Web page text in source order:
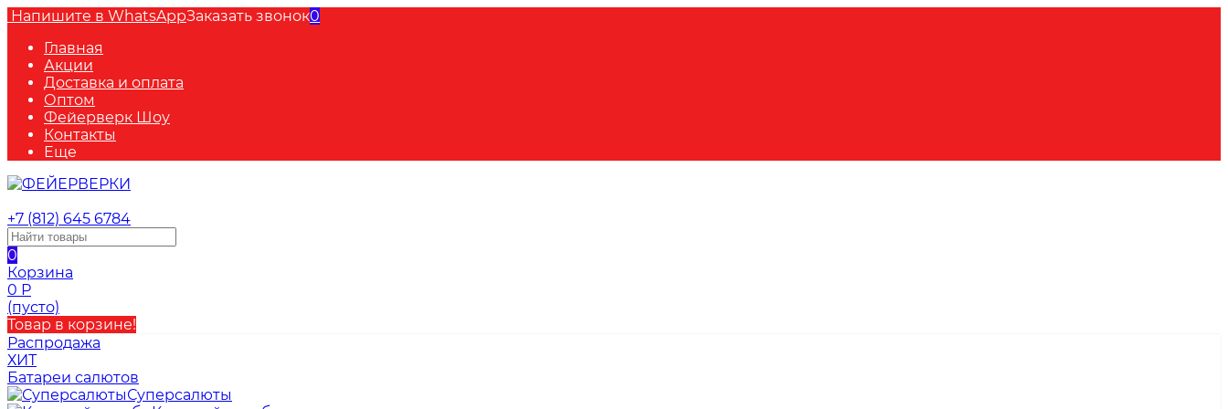
Напишите в WhatsAppЗаказать звонок0
Главная
Акции
Доставка и оплата
Оптом
Фейерверк Шоу
Контакты
Еще
+7 (812) 645 6784
0
Корзина
0 Р
(пусто)
Товар в корзине!
Распродажа
ХИТ
Батареи салютов
Суперсалюты